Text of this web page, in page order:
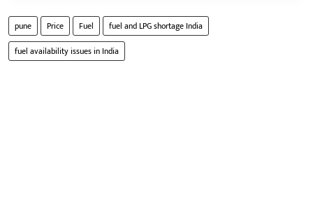
pune Price Fuel
fuel and LPG shortage India
fuel availability issues in India